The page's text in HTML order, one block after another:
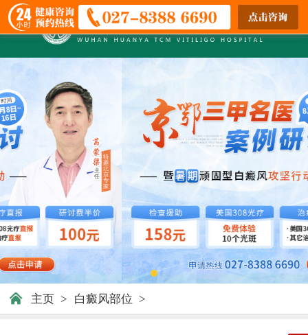
主页 > 白癜风部位 >